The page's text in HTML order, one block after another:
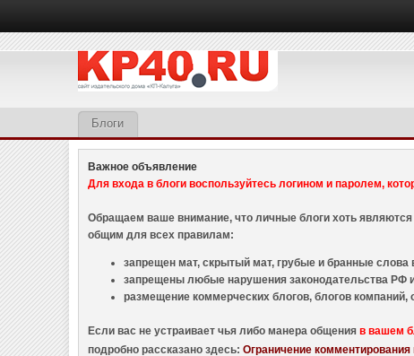
Блоги
Важное объявление
Для входа в блоги воспользуйтесь логином и паролем,
Обращаем ваше внимание, что личные блоги хоть
общим для всех правилам:
запрещен мат, скрытый мат, грубые и бранные слова
запрещены любые нарушения законодательства РФ
размещение коммерческих блогов, блогов
Если вас не устраивает чья либо манера общенияв вашем
подробно рассказано здесь:Ограничение